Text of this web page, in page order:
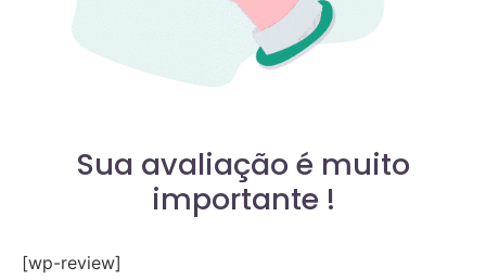
Sua avaliação é muito
importante !
[wp-review]